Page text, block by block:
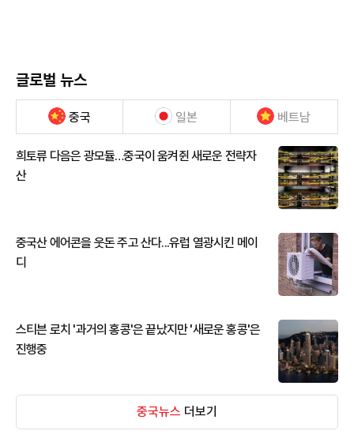
글로벌 뉴스
중국 일본 베트남
희토류 다음은 광모듈…중국이 움켜쥔 새로운 전략자
산
중국산 에어콘을 웃돈 주고 산다...유럽 열광시킨 메이
디
스티븐 로치 '과거의 홍콩'은 끝났지만 '새로운 홍콩'은
진행중
중국뉴스 더보기